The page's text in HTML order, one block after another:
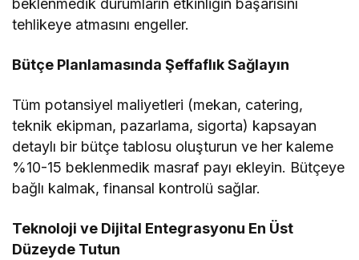
beklenmedik durumların etkinliğin başarısını
tehlikeye atmasını engeller.
Bütçe Planlamasında Şeffaflık Sağlayın
Tüm potansiyel maliyetleri (mekan, catering,
teknik ekipman, pazarlama, sigorta) kapsayan
detaylı bir bütçe tablosu oluşturun ve her kaleme
%10-15 beklenmedik masraf payı ekleyin. Bütçeye
bağlı kalmak, finansal kontrolü sağlar.
Teknoloji ve Dijital Entegrasyonu En Üst
Düzeyde Tutun